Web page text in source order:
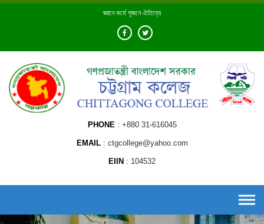
Skip
জ্ঞানে কর্মে সৃজনে ঐতিহ্যে
PHONE +880 31-616045
EMAIL ctgcollege@yahoo.com
EIIN 104532